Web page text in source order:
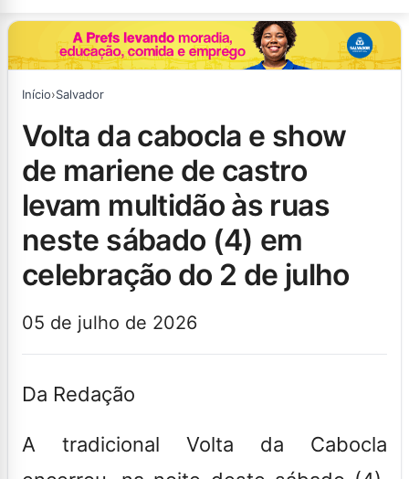
Início›Salvador
volta da cabocla e show
de mariene de castro
levam multidão às ruas
neste sábado (4) em
celebração do 2 de julho
05 de julho de 2026
Da Redação
A tradicional Volta da Cabocla